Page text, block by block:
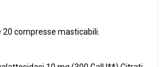
compresse masticabili.